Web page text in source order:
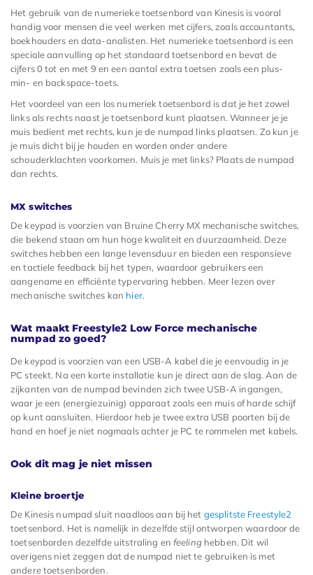
Het gebruik van de numerieke toetsenbord van Kinesis is vooral
handig voor mensen die veel werken met cijfers, zoals accountants,
boekhouders en data-analisten. Het numerieke toetsenbord is een
speciale aanvulling op het standaard toetsenbord en bevat de
cijfers 0 tot en met 9 en een aantal extra toetsen zoals een plus-
min- en backspace-toets.
Het voordeel van een los numeriek toetsenbord is dat je het zowel
links als rechts naast je toetsenbord kunt plaatsen. Wanneer je je
muis bedient met rechts, kun je de numpad links plaatsen. Zo kun je
je muis dicht bij je houden en worden onder andere
schouderklachten voorkomen. Muis je met links? Plaats de numpad
dan rechts.
MX switches
De keypad is voorzien van Bruine Cherry MX mechanische switches,
die bekend staan om hun hoge kwaliteit en duurzaamheid. Deze
switches hebben een lange levensduur en bieden een responsieve
en tactiele feedback bij het typen, waardoor gebruikers een
aangename en efficiënte typervaring hebben. Meer lezen over
mechanische switches kan hier.
Wat maakt Freestyle2 Low Force mechanische
numpad zo goed?
De keypad is voorzien van een USB-A kabel die je eenvoudig in je
PC steekt. Na een korte installatie kun je direct aan de slag. Aan de
zijkanten van de numpad bevinden zich twee USB-A ingangen,
waar je een (energiezuinig) apparaat zoals een muis of harde schijf
op kunt aansluiten. Hierdoor heb je twee extra USB poorten bij de
hand en hoef je niet nogmaals achter je PC te rommelen met kabels.
Ook dit mag je niet missen
Kleine broertje
De Kinesis numpad sluit naadloos aan bij het gesplitste Freestyle2
toetsenbord. Het is namelijk in dezelfde stijl ontworpen waardoor de
toetsenborden dezelfde uitstraling en feelinghebben. Dit wil
overigens niet zeggen dat de numpad niet te gebruiken is met
andere toetsenborden.